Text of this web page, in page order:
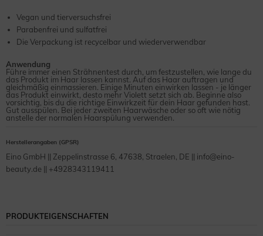
Vegan und tierversuchsfrei
Parabenfrei und sulfatfrei
Die Verpackung ist recycelbar und wiederverwendbar
Anwendung
Führe immer einen Strähnentest durch, um festzustellen, wie lange du
das Produkt im Haar lassen kannst. Auf das Haar auftragen und
gleichmäßig einmassieren. Einige Minuten einwirken lassen - je länger
das Produkt einwirkt, desto mehr Violett setzt sich ab. Beginne also
vorsichtig, bis du die richtige Einwirkzeit für dein Haar gefunden hast.
Gut ausspülen. Bei jeder zweiten Haarwäsche oder so oft wie nötig
anstelle der normalen Haarspülung verwenden.
Herstellerangaben (GPSR)
Eino GmbH || Zeppelinstrasse 6, 47638, Straelen, DE || info@eino-
beauty.de || +4928343119411
PRODUKTEIGENSCHAFTEN